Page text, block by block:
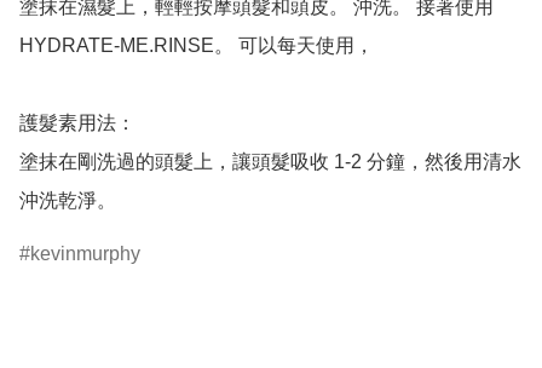
塗抹在濕髮上，輕輕按摩頭髮和頭皮。 沖洗。 接著使用
HYDRATE-ME.RINSE。 可以每天使用，
護髮素用法：
塗抹在剛洗過的頭髮上，讓頭髮吸收 1-2 分鐘，然後用清水
kevinmurphy